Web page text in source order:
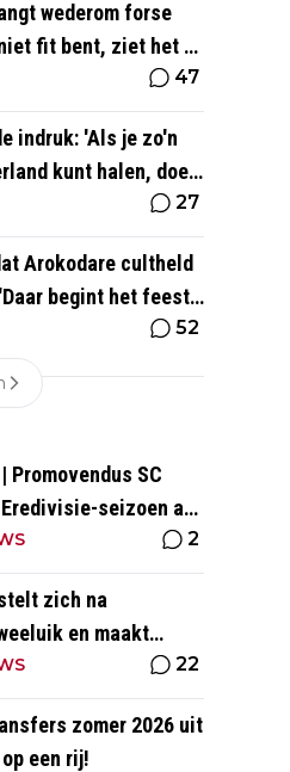
wederom forse
fit bent, ziet het er
47
indruk: 'Als je zo'n
kunt halen, doe
27
Arokodare cultheld
begint het feest
52
Promovendus SC
seizoen af
2
zich na
en maakt
opponent
22
zomer 2026 uit
een rij!